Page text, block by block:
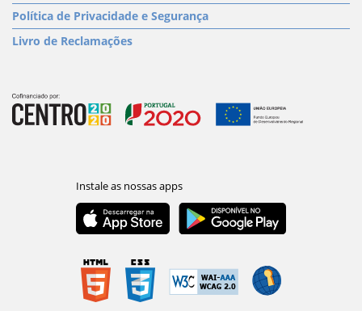
Política de Privacidade e Segurança
Livro de Reclamações